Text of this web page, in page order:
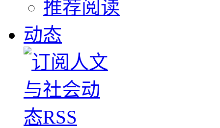
推荐阅读
动态